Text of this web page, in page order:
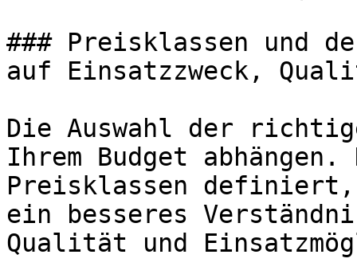
### Preisklassen und
auf Einsatzzweck,
Die Auswahl der
Ihrem Budget
Preisklassen
ein besseres
Qualität und